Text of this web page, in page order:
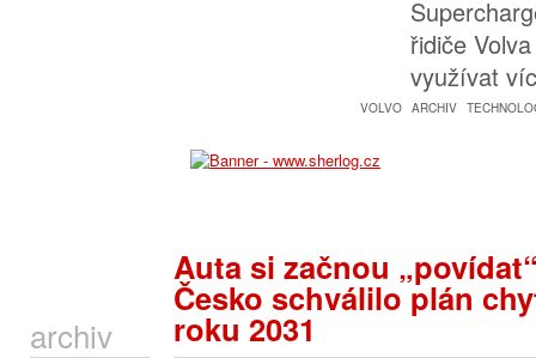
řidiče
využívat
VOLVO ARCHIV
Auta si začnou
Česko schválilo plán
roku 2031
archiv